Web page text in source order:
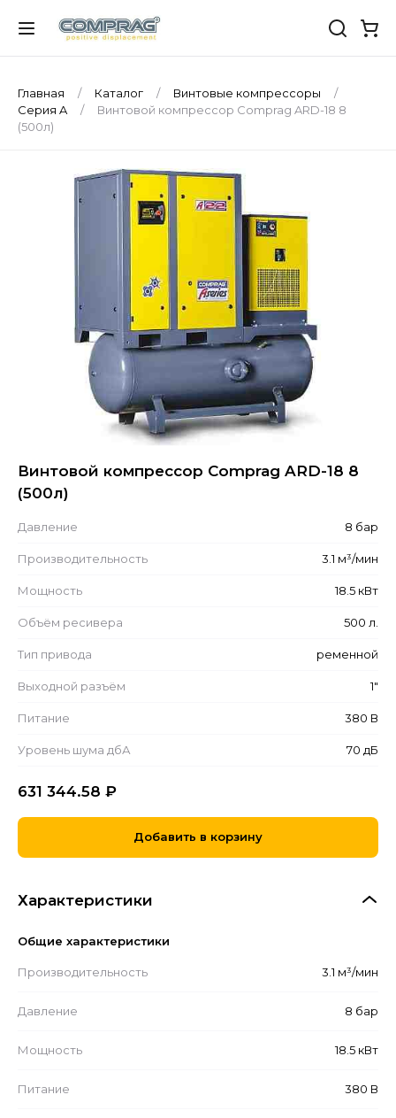
Главная Каталог
Винтовые компрессоры
Серия A
Винтовой компрессор Comprag ARD-18 8
(500л)
Винтовой компрессор Comprag ARD-18 8
(500л)
Давление 8 бар
Производительность 3.1 м³/мин
Мощность 18.5 кВт
Объём ресивера 500 л.
Тип привода ременной
Выходной разъём 1"
Питание 380 В
Уровень шума дбА 70 дБ
631 344.58 ₽
Добавить в корзину
Характеристики
Общие характеристики
Производительность 3.1 м³/мин
Давление 8 бар
Мощность 18.5 кВт
Питание 380 В